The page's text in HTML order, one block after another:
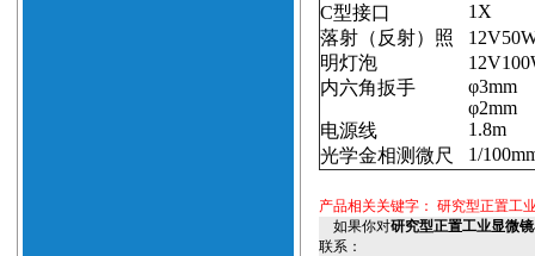
C型接口
1X
落射（反射）照
明灯泡
内六角扳手
φ3mm
φ2mm
电源线
1.8m
光学金相测微尺
1/
产品相关关键字： 研究型正置工
如果你对研究型正置工业显微
联系：